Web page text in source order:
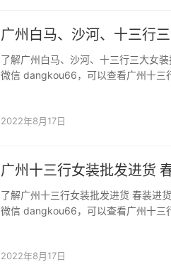
广州白马、沙河、十三行
了解广州白马、沙河、十三行三大女
微信 dangkou66，可以查看广州十三
2022年8月17日
广州十三行女装批发进货
了解广州十三行女装批发进货 春装进
微信 dangkou66，可以查看广州十三
2022年8月17日